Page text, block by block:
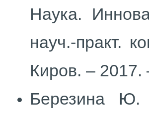
Наука.
науч.-практ.
Киров. –
Березина